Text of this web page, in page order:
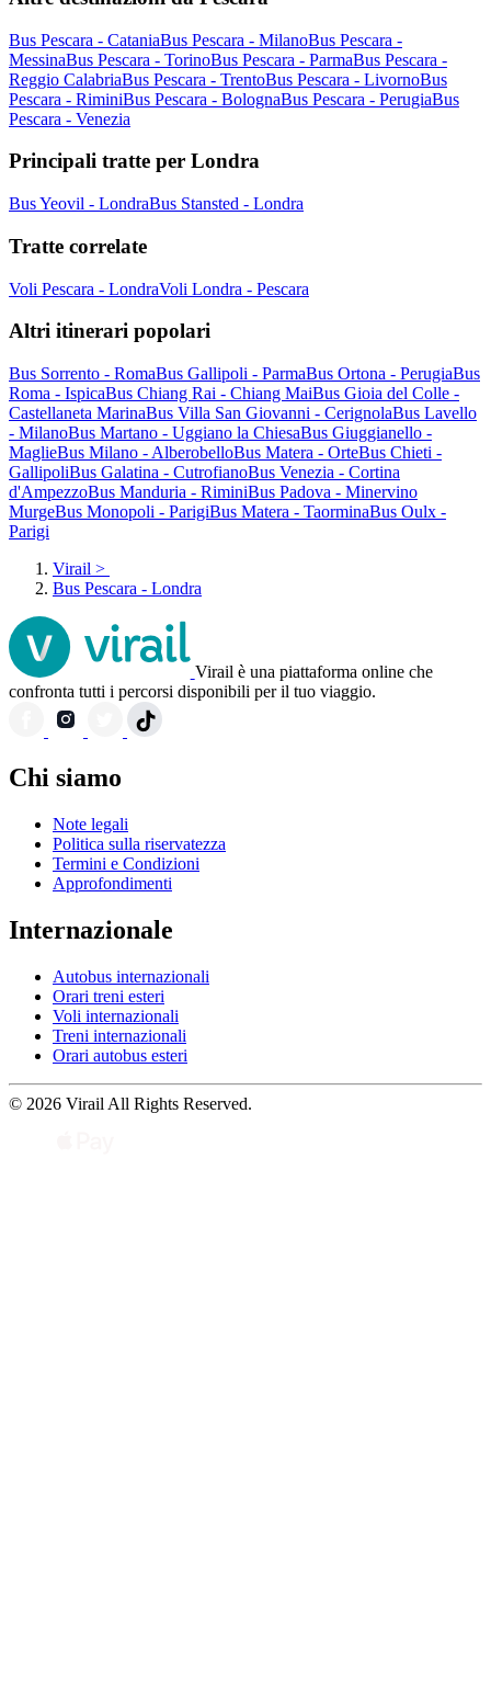
Bus Pescara - CataniaBus Pescara - MilanoBus Pescara -
MessinaBus Pescara - TorinoBus Pescara - ParmaBus Pescara -
Reggio CalabriaBus Pescara - TrentoBus Pescara - LivornoBus
Pescara - RiminiBus Pescara - BolognaBus Pescara - PerugiaBus
Pescara - Venezia
Principali tratte per Londra
Bus Yeovil - LondraBus Stansted - Londra
Tratte correlate
Voli Pescara - LondraVoli Londra - Pescara
Altri itinerari popolari
Bus Sorrento - RomaBus Gallipoli - ParmaBus Ortona - PerugiaBus
Roma - IspicaBus Chiang Rai - Chiang MaiBus Gioia del Colle -
Castellaneta MarinaBus Villa San Giovanni - CerignolaBus Lavello
- MilanoBus Martano - Uggiano la ChiesaBus Giuggianello -
MaglieBus Milano - AlberobelloBus Matera - OrteBus Chieti -
GallipoliBus Galatina - CutrofianoBus Venezia - Cortina
d'AmpezzoBus Manduria - RiminiBus Padova - Minervino
MurgeBus Monopoli - ParigiBus Matera - TaorminaBus Oulx -
Parigi
Virail >
Bus Pescara - Londra
Virail è una piattaforma online che
confronta tutti i percorsi disponibili per il tuo viaggio.
Chi siamo
Note legali
Politica sulla riservatezza
Termini e Condizioni
Approfondimenti
Internazionale
Autobus internazionali
Orari treni esteri
Voli internazionali
Treni internazionali
Orari autobus esteri
© 2026 Virail All Rights Reserved.